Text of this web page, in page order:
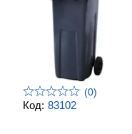
Код: 83102
(0)